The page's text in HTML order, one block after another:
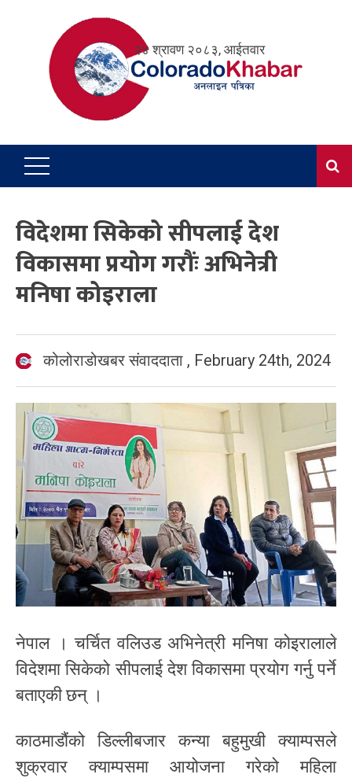
२४ श्रावण २०८३, आईतवार
विदेशमा सिकेको सीपलाई देश
विकासमा प्रयोग गरौंः अभिनेत्री
मनिषा कोइराला
कोलोराडोखबर संवाददाता , February 24th, 2024
नेपाल । चर्चित वलिउड अभिनेत्री मनिषा कोइरालाले
विदेशमा सिकेको सीपलाई देश विकासमा प्रयोग गर्नु पर्ने
बताएकी छन् ।
काठमाडौंको डिल्लीबजार कन्या बहुमुखी क्याम्पसले
शुक्रवार क्याम्पसमा आयोजना गरेको महिला